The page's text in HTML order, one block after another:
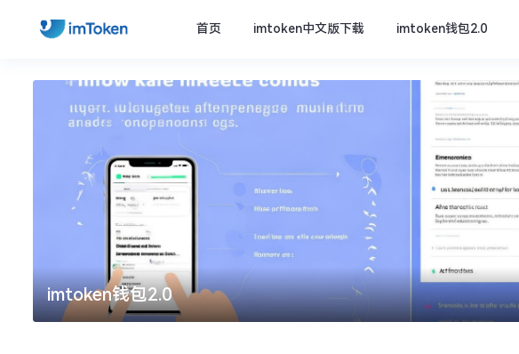
首页 imtoken中文版下载 imtoken钱包2.0
imtoken钱包2.0